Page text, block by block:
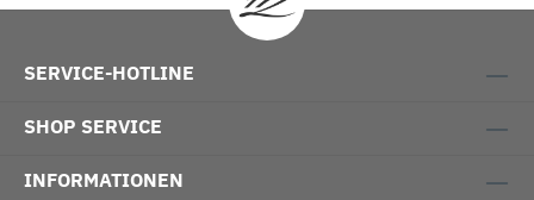
SERVICE-HOTLINE
SHOP SERVICE
INFORMATIONEN